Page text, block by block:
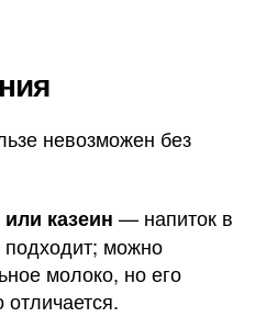
невозможен без
казеин — напиток в
подходит; можно
молоко, но его